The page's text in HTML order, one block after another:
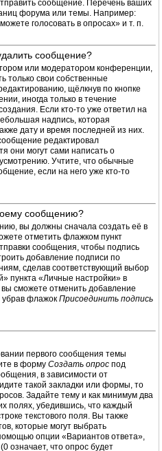
сообщение. Перечень ваших
форума или темы. Например:
голосовать в опросах» и т. п.
сообщение?
или модератором конференции,
только свои собственные
щёлкнув по кнопке
иногда только в течение
Если кто-то уже ответил на
надпись, которая
дату и время последней из них.
редактировал
они могут сами написать о
Учтите, что обычные
если на него уже кто-то
сообщению?
вы должны сначала создать её в
отметить флажком пункт
сообщения, чтобы подпись
добавление подписи по
сделав соответствующий выбор
пункта «Личные настройки» в
сможете отменить добавление
убрав флажок Присоединить подпись
первого сообщения темы
в форму Создать опрос под
в зависимости от
такой закладки или формы, то
Задайте тему и как минимум два
полях, убедившись, что каждый
текстового поля. Вы также
которые могут выбрать
опции «Вариантов ответа»,
означает, что опрос будет